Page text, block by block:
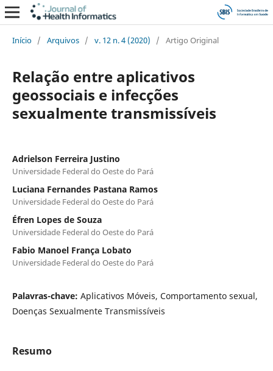
Início / Arquivos / v. 12 n. 4 (2020) / Artigo Original
Relação entre aplicativos
geossociais e infecções
sexualmente transmissíveis
Adrielson Ferreira Justino
Universidade Federal do Oeste do Pará
Luciana Fernandes Pastana Ramos
Universidade Federal do Oeste do Pará
Éfren Lopes de Souza
Universidade Federal do Oeste do Pará
Fabio Manoel França Lobato
Universidade Federal do Oeste do Pará
Palavras-chave: Aplicativos Móveis, Comportamento sexual,
Doenças Sexualmente Transmissíveis
Resumo